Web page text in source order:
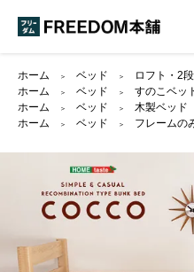
ホーム ＞ ベッド ＞
ロフト・2
ホーム
＞ ベッド ＞
すのこベッ
ホーム
＞ ベッド ＞
木製ベッド
ホーム
＞ ベッド ＞ フレームの